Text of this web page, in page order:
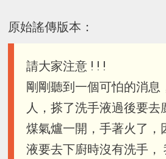
原始謠傳版本：
請大家注意 ! ! !
剛剛聽到一個可怕的消息
人，搽了洗手液過後要去
煤氣爐一開，手著火了，
液要去下廚時沒有洗手，